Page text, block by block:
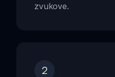
zvukove.
2